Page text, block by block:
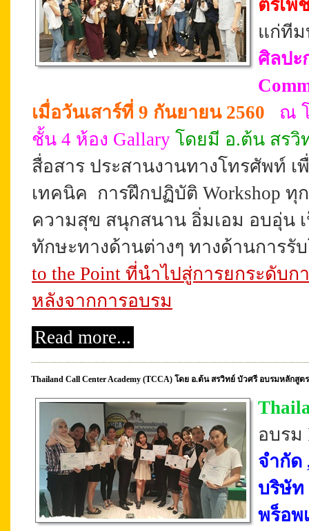
ตรีเพ
แก่ที
ศิลปะ
เมื่อวันเสาร์ที่ 9 กันยายน 2560
ณ
ชั้น 4 ห้อง Gallary โดยมี อ.ต้น สรวิ
สื่อสาร ประสานงานทางโทรศัพท์ เ
เทคนิค การฝึกปฏิบัติ Workshop
ความสุข สนุกสนาน อิ่มเอม อบอุ่น
ทักษะทางด้านต่างๆ ทางด้านการรั
to the Point ที่นำไปสู่การยกระดับ
หลังจากการอบรม
Read more...
Thailand Call Center Academy (TCCA) โดย อ.ต้น สรวิทย์ บัวศรี อบรมหลักสู
อบรม
จำกัด
บริษัท
พร็อพ